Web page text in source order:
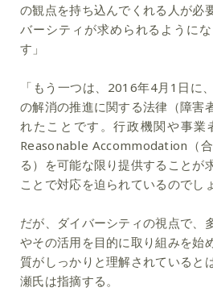
の観点を持ち込んでくれる人が必
バーシティが求められるように
す」
「もう一つは、2016年4月1日に
の解消の推進に関する法律（障害
れたことです。行政機関や事業
Reasonable Accommodation（
る）を可能な限り提供することが
ことで対応を迫られているのでし
だが、ダイバーシティの視点で、
やその活用を目的に取り組みを始
質がしっかりと理解されていると
瀬氏は指摘する。